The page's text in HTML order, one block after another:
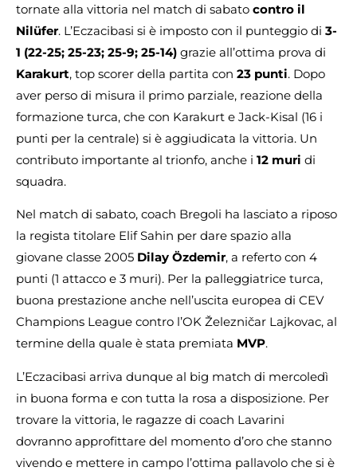
tornate alla vittoria nel match di sabato contro il
Nilüfer. L’Eczacibasi si è imposto con il punteggio di 3-
1 (22-25; 25-23; 25-9; 25-14) grazie all’ottima prova di
Karakurt, top scorer della partita con 23 punti. Dopo
aver perso di misura il primo parziale, reazione della
formazione turca, che con Karakurt e Jack-Kisal (16 i
punti per la centrale) si è aggiudicata la vittoria. Un
contributo importante al trionfo, anche i 12 muri di
squadra.
Nel match di sabato, coach Bregoli ha lasciato a riposo
la regista titolare Elif Sahin per dare spazio alla
giovane classe 2005 Dilay Özdemir, a referto con 4
punti (1 attacco e 3 muri). Per la palleggiatrice turca,
buona prestazione anche nell’uscita europea di CEV
Champions League contro l’OK Železničar Lajkovac, al
termine della quale è stata premiata MVP.
L’Eczacibasi arriva dunque al big match di mercoledì
in buona forma e con tutta la rosa a disposizione. Per
trovare la vittoria, le ragazze di coach Lavarini
dovranno approfittare del momento d’oro che stanno
vivendo e mettere in campo l’ottima pallavolo che si è